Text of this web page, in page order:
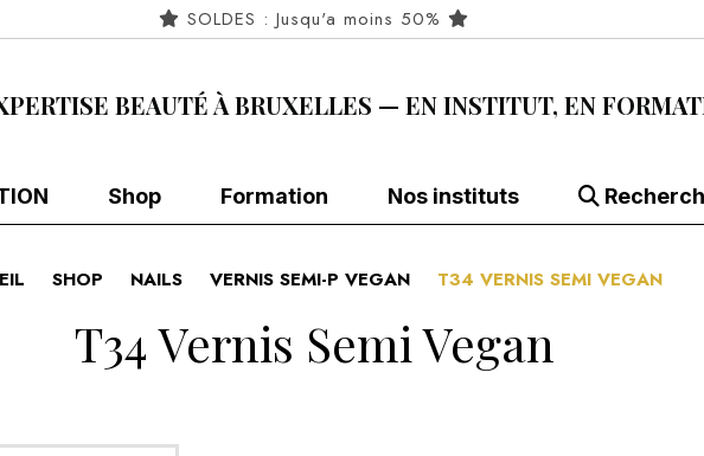
SOLDES : Jusqu'a moins 50%
BEAUTÉ À BRUXELLES — EN INSTITUT, EN
Shop Formation Nos instituts
SHOP NAILS VERNIS SEMI-P VEGAN T34 VERNIS SEMI VEGAN
T34 Vernis Semi Vegan